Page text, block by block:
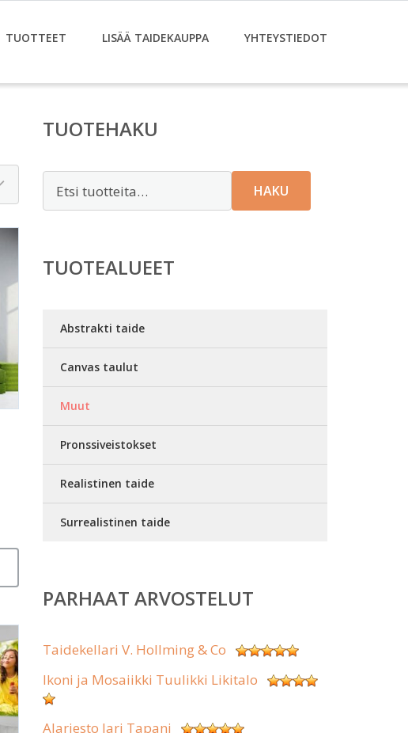
TUOTTEET LISÄÄ TAIDEKAUPPA YHTEYSTIEDOT
TUOTEHAKU
HAKU
TUOTEALUEET
Abstrakti taide
Canvas taulut
Muut
Pronssiveistokset
Realistinen taide
Surrealistinen taide
PARHAAT ARVOSTELUT
Taidekellari V. Hollming & Co
Ikoni ja Mosaiikki Tuulikki Likitalo
Alariesto Jari Tapani